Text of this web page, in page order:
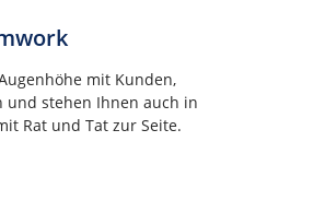
mit Kunden,
und stehen Ihnen auch in
Rat und Tat zur Seite.